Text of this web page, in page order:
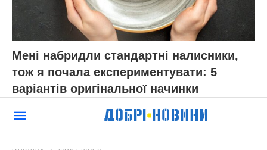
Мені набридли стандартні налисники,
тож я почала експериментувати: 5
варіантів оригінальної начинки